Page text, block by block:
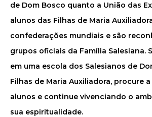
de Dom Bosco quanto a União das
alunos das Filhas de Maria
confederações mundiais e são
grupos oficiais da Família Salesiana.
em uma escola dos Salesianos de
Filhas de Maria Auxiliadora, procure
alunos e continue vivenciando o
sua espiritualidade.